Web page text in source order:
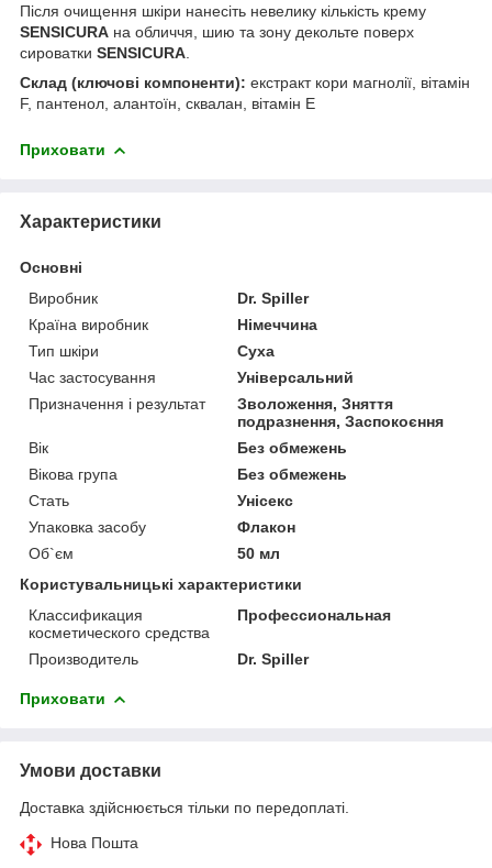
Після очищення шкіри нанесіть невелику кількість крему
SENSICURA на обличчя, шию та зону декольте поверх
сироватки SENSICURA
Склад (ключові компоненти): екстракт кори магнолії, вітамін
F, пантенол, алантоїн, сквалан, вітамін Е
Приховати
Характеристики
Основні
Виробник
Dr. Spiller
Країна виробник
Німеччина
Тип шкіри
Суха
Час застосування
Універсальний
Призначення і результат
Зволоження, Зняття
подразнення, Заспокоєння
Вік
Без обмежень
Вікова група
Без обмежень
Стать
Унісекс
Упаковка засобу
Флакон
Об`єм
50 мл
Користувальницькі характеристики
Классификация
косметического средства
Профессиональная
Производитель Dr. Spiller
Приховати
Умови доставки
Доставка здійснюється тільки по передоплаті.
Нова Пошта